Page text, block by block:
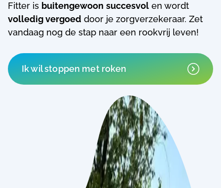
Fitter is buitengewoon succesvol en wordt
volledig vergoed door je zorgverzekeraar. Zet
vandaag nog de stap naar een rookvrij leven!
Ik wil stoppen met roken